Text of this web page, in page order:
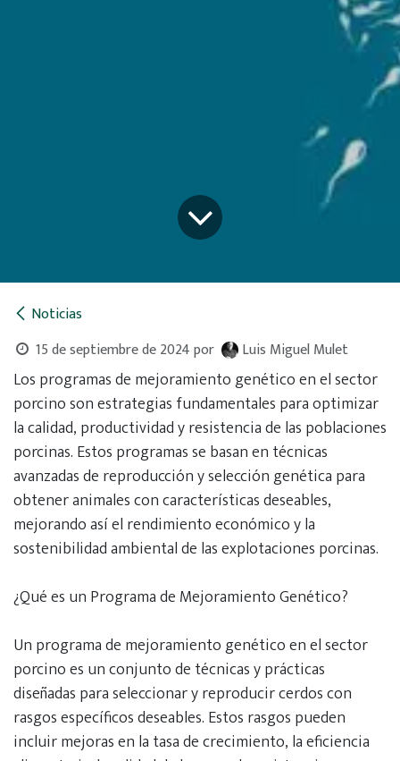
Noticias
15 de septiembre de 2024por Luis Miguel Mulet
Los programas de mejoramiento genético en el sector
porcino son estrategias fundamentales para optimizar
la calidad, productividad y resistencia de las poblaciones
porcinas. Estos programas se basan en técnicas
avanzadas de reproducción y selección genética para
obtener animales con características deseables,
mejorando así el rendimiento económico y la
sostenibilidad ambiental de las explotaciones porcinas.
¿Qué es un Programa de Mejoramiento Genético?
Un programa de mejoramiento genético en el sector
porcino es un conjunto de técnicas y prácticas
diseñadas para seleccionar y reproducir cerdos con
rasgos específicos deseables. Estos rasgos pueden
incluir mejoras en la tasa de crecimiento, la eficiencia